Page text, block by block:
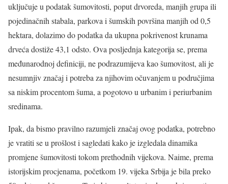
uključuje u podatak šumovitosti, poput drvoreda, manjih grupa ili
pojedinačnih stabala, parkova i šumskih površina manjih od 0,5
hektara, dolazimo do podatka da ukupna pokrivenost krunama
drveća dostiže 43,1 odsto. Ova posljednja kategorija se, prema
međunarodnoj definiciji, ne podrazumijeva kao šumovitost, ali je
nesumnjiv značaj i potreba za njihovim očuvanjem u područjima
sa niskim procentom šuma, a pogotovo u urbanim i periurbanim
sredinama.
Ipak, da bismo pravilno razumjeli značaj ovog podatka, potrebno
je vratiti se u prošlost i sagledati kako je izgledala dinamika
promjene šumovitosti tokom prethodnih vijekova. Naime, prema
istorijskim procjenama, početkom 19. vijeka Srbija je bila preko